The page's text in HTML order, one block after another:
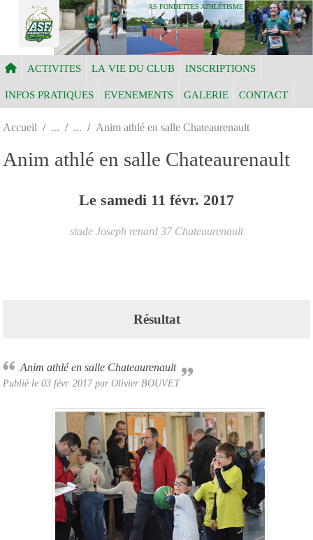
AS FONDETTES ATHLÉTISME
ACTIVITES LA VIE DU CLUB INSCRIPTIONS
INFOS PRATIQUES EVENEMENTS GALERIE CONTACT
Accueil Anim athlé en salle Chateaurenault
Anim athlé en salle Chateaurenault
Le samedi 11 févr. 2017
stade Joseph renard 37 Chateaurenault
Résultat
Anim athlé en salle Chateaurenault
Publié le 03 févr. 2017par Olivier BOUVET
Panneau de gestion des cookies